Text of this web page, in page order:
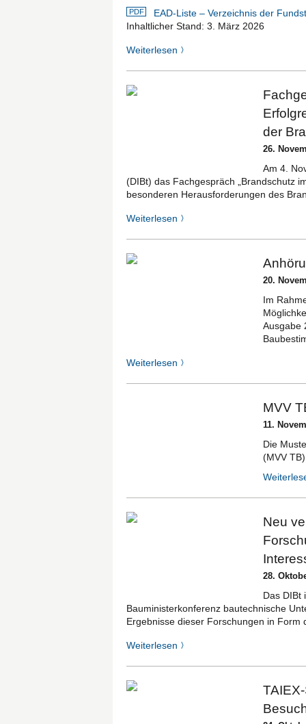
PDF
EAD-Liste – Verzeichnis der
Inhaltlicher Stand: 3. März 2026
Weiterlesen 〉
der
26.
Am 4.
(DIBt) das Fachgespräch „Brandschutz
besonderen Herausforderungen des
Weiterlesen 〉
20.
Im
Ausgabe
Weiterlesen 〉
MVV
11.
Die
(MVV
Neu
28.
Das DIBt
Bauministerkonferenz bautechnische
Ergebnisse dieser Forschungen in Form
Weiterlesen 〉